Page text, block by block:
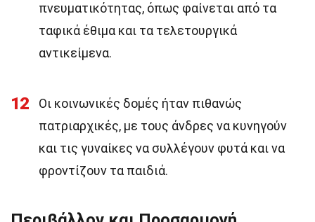
πνευματικότητας, όπως φαίνεται από τα
ταφικά έθιμα και τα τελετουργικά
αντικείμενα.
12
Οι κοινωνικές δομές ήταν πιθανώς
πατριαρχικές, με τους άνδρες να κυνηγούν
και τις γυναίκες να συλλέγουν φυτά και να
φροντίζουν τα παιδιά.